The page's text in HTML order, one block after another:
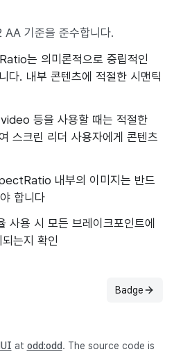
기준을 준수합니다.
는 의미론적으로 중립적인
다. 내부 콘텐츠에 적절한 시맨틱
등을 사용할 때는 적절한
스크린 리더 사용자에게 콘텐츠
내부의 이미지는 반드
합니다
사용 시 모든 브레이크포인트에
는지 확인
다음
Badge
at odd:odd. The source code is